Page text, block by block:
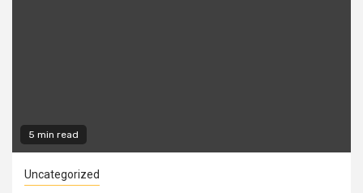
5 min read
Uncategorized